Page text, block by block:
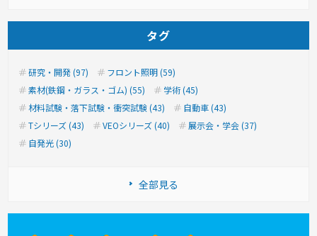
タグ
研究・開発 (97)
フロント照明 (59)
素材(鉄鋼・ガラス・ゴム) (55)
学術 (45)
材料試験・落下試験・衝突試験 (43)
自動車 (43)
Tシリーズ (43)
VEOシリーズ (40)
展示会・学会 (37)
自発光 (30)
全部見る